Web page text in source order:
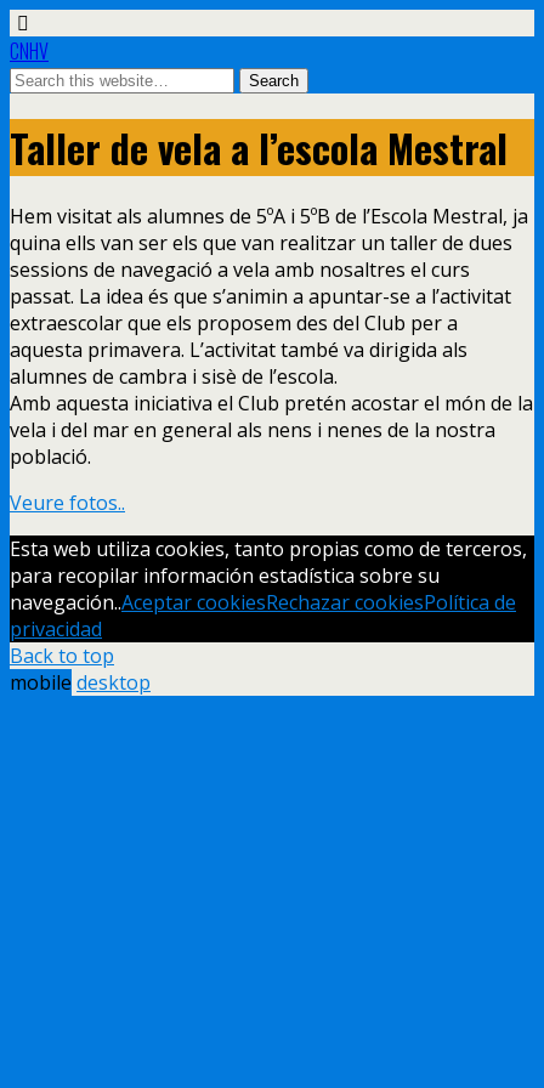
CNHV
Taller de vela a l’escola Mestral
Hem visitat als alumnes de 5ºA i 5ºB de l’Escola Mestral, ja
quina ells van ser els que van realitzar un taller de dues
sessions de navegació a vela amb nosaltres el curs
passat. La idea és que s’animin a apuntar-se a l’activitat
extraescolar que els proposem des del Club per a
aquesta primavera. L’activitat també va dirigida als
alumnes de cambra i sisè de l’escola.
Amb aquesta iniciativa el Club pretén acostar el món de la
vela i del mar en general als nens i nenes de la nostra
població.
Veure fotos..
Esta web utiliza cookies, tanto propias como de terceros,
para recopilar información estadística sobre su
navegación..Aceptar cookiesRechazar cookiesPolítica de
privacidad
Back to top
mobile desktop